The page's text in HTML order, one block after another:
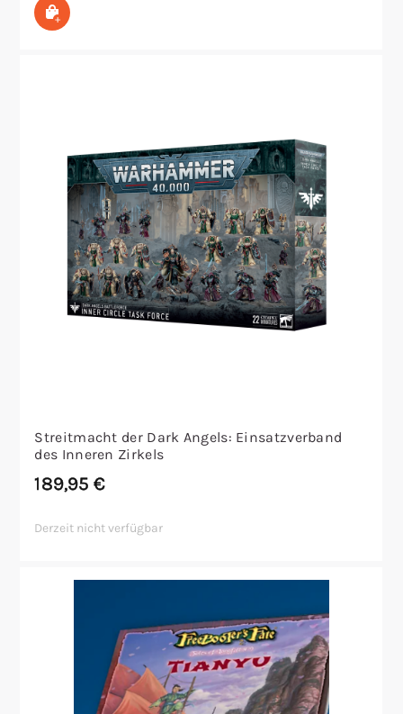
In den Warenkorb
Streitmacht der Dark Angels: Einsatzverband
des Inneren Zirkels
189,95€
Derzeit nicht verfügbar